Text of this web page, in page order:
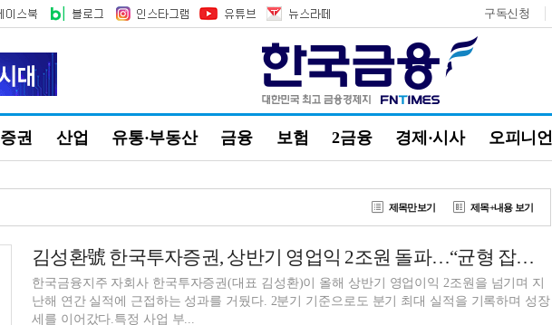
구독신청
증권 산업 유통·부동산 금융 보험 2금융 경제·시사 오피니언
제목만보기 제목+내용 보기
김성환號 한국투자증권, 상반기 영업익 2조원 돌파…“균형 잡힌 수익구조 주효” [금융사 2026 상반기 실적]
한국금융지주 자회사 한국투자증권(대표 김성환)이 올해 상반기 영업이익 2조원을 넘기며 지
난해 연간 실적에 근접하는 성과를 거뒀다. 2분기 기준으로도 분기 최대 실적을 기록하며 성장
세를 이어갔다.특정 사업 부...